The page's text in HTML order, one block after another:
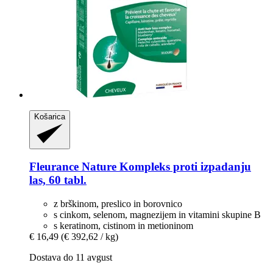
Košarica
Fleurance Nature Kompleks proti izpadanju
las, 60 tabl.
z brškinom, preslico in borovnico
s cinkom, selenom, magnezijem in vitamini skupine B
s keratinom, cistinom in metioninom
€ 16,49 (€ 392,62 / kg)
Dostava do 11 avgust